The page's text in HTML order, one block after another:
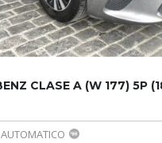
AUTOMATICO